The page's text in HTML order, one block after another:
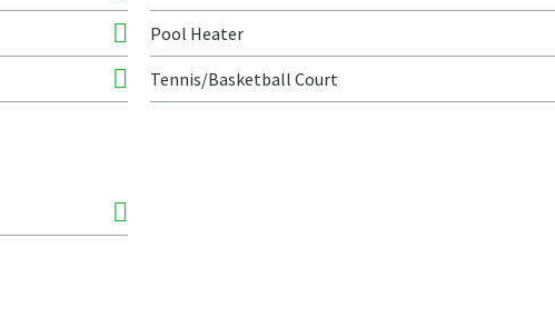
Pool Heater
Tennis/Basketball Court